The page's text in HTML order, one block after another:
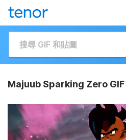
Majuub Sparking Zero GIF